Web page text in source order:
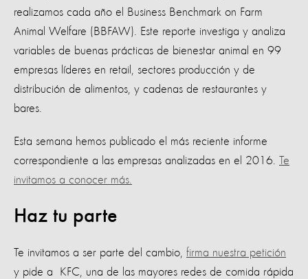
realizamos cada año el Business Benchmark on Farm
Animal Welfare (BBFAW). Este reporte investiga y analiza
variables de buenas prácticas de bienestar animal en 99
empresas líderes en retail, sectores producción y de
distribución de alimentos, y cadenas de restaurantes y
bares.
Esta semana hemos publicado el más reciente informe
correspondiente a las empresas analizadas en el 2016. Te
invitamos a conocer más.
Haz tu parte
Te invitamos a ser parte del cambio, firma nuestra petición
y pide a KFC, una de las mayores redes de comida rápida